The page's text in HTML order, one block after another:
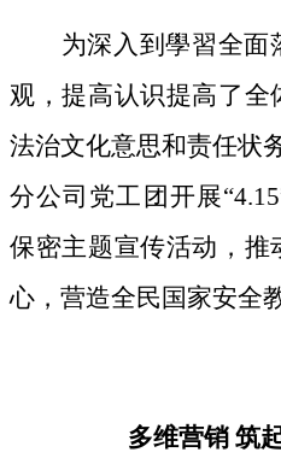
为深入到學習全面
观，提高认识提高了
法治文化意思和责任状
分公司党工团开展
保密主题宣传活动，推
心，营造全民国家安全
多维营销 筑